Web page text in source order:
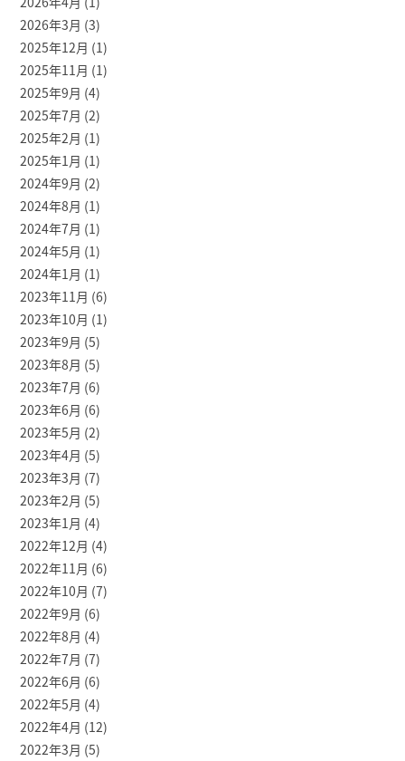
2026年3月 (3)
2025年12月 (1)
2025年11月 (1)
2025年9月 (4)
2025年7月 (2)
2025年2月 (1)
2025年1月 (1)
2024年9月 (2)
2024年8月 (1)
2024年7月 (1)
2024年5月 (1)
2024年1月 (1)
2023年11月 (6)
2023年10月 (1)
2023年9月 (5)
2023年8月 (5)
2023年7月 (6)
2023年6月 (6)
2023年5月 (2)
2023年4月 (5)
2023年3月 (7)
2023年2月 (5)
2023年1月 (4)
2022年12月 (4)
2022年11月 (6)
2022年10月 (7)
2022年9月 (6)
2022年8月 (4)
2022年7月 (7)
2022年6月 (6)
2022年5月 (4)
2022年4月 (12)
2022年3月 (5)